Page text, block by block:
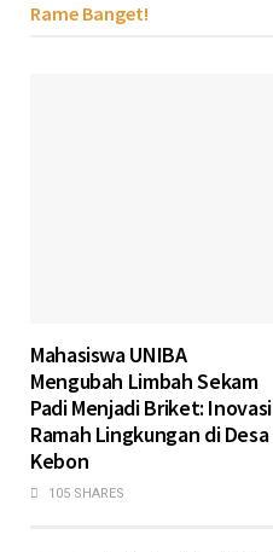
Rame Banget!
Mahasiswa UNIBA
Mengubah Limbah Sekam
Padi Menjadi Briket: Inovasi
Ramah Lingkungan di Desa
Kebon
105 SHARES